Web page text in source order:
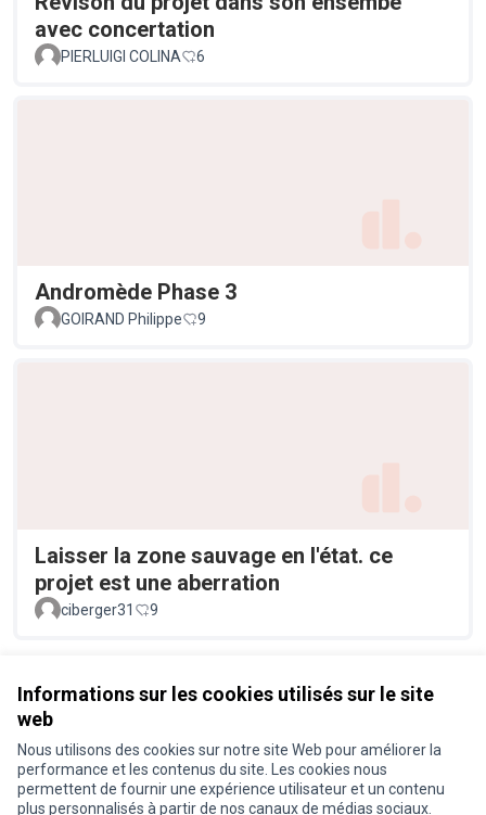
Informations sur les cookies utilisés sur le site
web
Nous utilisons des cookies sur notre site Web pour améliorer la
performance et les contenus du site. Les cookies nous
permettent de fournir une expérience utilisateur et un contenu
plus personnalisés à partir de nos canaux de médias sociaux.
avec concertation
PIERLUIGI COLINA 6
Andromède Phase 3
GOIRAND Philippe 9
Laisser la zone sauvage en l'état. ce
projet est une aberration
ciberger31 9
Conditions d'utilisation
Paramètres des cookies
Je participe ! sur X
Je participe ! sur Facebook
Je participe ! sur Instagram